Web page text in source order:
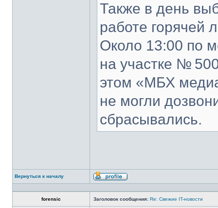
Также в день
работе горячей
Около 13:00 по
на участке №
этом «МБХ
не могли
сбрасывались.
Вернуться к началу
Профиль
forensic Заголовок сообщения: Re: Свежие IT-новости